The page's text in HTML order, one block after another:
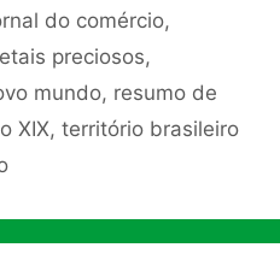
do comércio,
preciosos,
mundo, resumo de
XIX, território brasileiro